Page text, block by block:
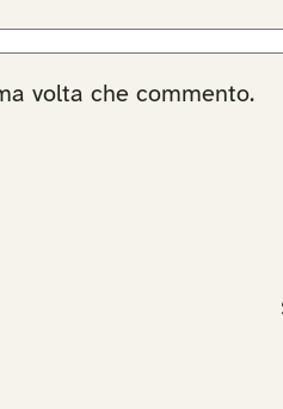
volta che commento.